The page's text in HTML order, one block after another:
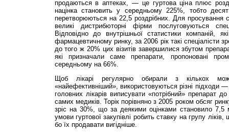
продаються в аптеках, — це гуртова ціна плюс
націнка становить у середньому 225%, тобто
перетворюються на 22,5 роздрібних. Для просування
великі дистрибюторні фірми послуговуються
Відповідно до внутрішньої статистики компаній,
фармацевтичному ринку, за 2006 рік такі спеціалісти
до того ж 20% цих візитів завершилися збутом
які призначали саме препарати, пропоновані
середньому на 66%.
Щоб лікарі регулярно обирали з кількох
«найефективніший», використовуються різні підходи
головних лікарів виписувати «потрібний» препарат
самих медиків. Торік порівняно з 2005 роком обсяг
зріс на 30%, що за деякими оцінками становило 7,5
умови гуртової закупівлі робить ставку на групу
бо їх продавати вигідніше.